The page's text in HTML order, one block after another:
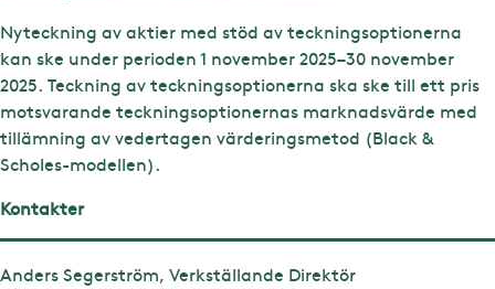
Nyteckning av aktier med stöd av teckningsoptionerna
kan ske under perioden 1 november 2025–30 november
2025. Teckning av teckningsoptionerna ska ske till ett pris
motsvarande teckningsoptionernas marknadsvärde med
tillämning av vedertagen värderingsmetod (Black &
Scholes-modellen).
Kontakter
Anders Segerström, Verkställande Direktör